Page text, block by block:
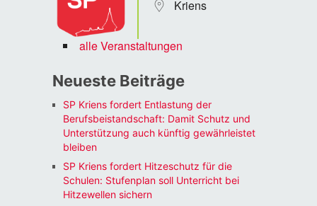
Kriens
alle Veranstaltungen
Neueste Beiträge
SP Kriens fordert Entlastung der
Berufsbeistandschaft: Damit Schutz und
Unterstützung auch künftig gewährleistet
bleiben
SP Kriens fordert Hitzeschutz für die
Schulen: Stufenplan soll Unterricht bei
Hitzewellen sichern